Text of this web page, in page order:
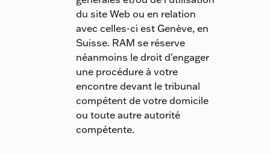
du site Web ou en relation
avec celles-ci est Genève, en
Suisse. RAM se réserve
néanmoins le droit d'engager
une procédure à votre
encontre devant le tribunal
compétent de votre domicile
ou toute autre autorité
compétente.